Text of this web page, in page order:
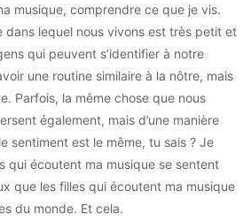
musique, comprendre ce que je vis.
dans lequel nous vivons est très petit et
qui peuvent s’identifier à notre
une routine similaire à la nôtre, mais
Parfois, la même chose que nous
également, mais d’une manière
sentiment est le même, tu sais ? Je
qui écoutent ma musique se sentent
que les filles qui écoutent ma musique
du monde. Et cela.